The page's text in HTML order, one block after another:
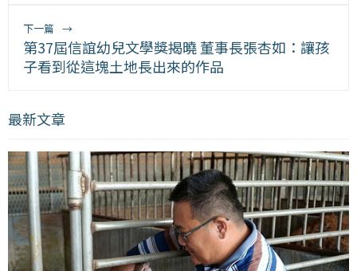
下一篇 →
第37屆信誼幼兒文學獎揭曉 董事長張杏如：讓孩
子看到從這塊土地長出來的作品
最新文章